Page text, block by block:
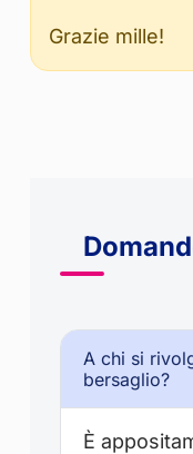
Grazie mille!
A chi si
bersaglio?
È